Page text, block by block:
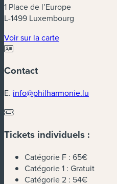
1 Place de l’Europe
L-1499 Luxembourg
Voir sur la carte(nouvelle fenêtre)
Contact
E. info@philharmonie.lu
Tickets individuels :
Catégorie F : 65€
Catégorie 1 : Gratuit
Catégorie 2 : 54€